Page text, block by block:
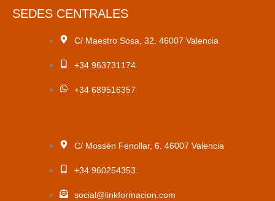
SEDES CENTRALES
C/ Maestro Sosa, 32. 46007 Valencia
+34 963731174
+34 689516357
C/ Mossén Fenollar, 6. 46007 Valencia
+34 960254353
social@linkformacion.com